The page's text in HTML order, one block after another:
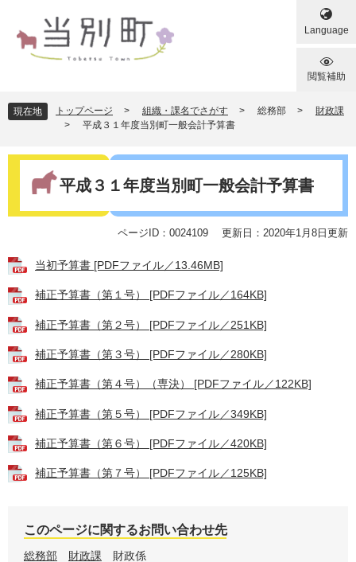
でば
本
Language
閲覧補助
現在地 トップページ > 組織・課名でさがす > 総務部 >
財政課
>
平成３１年度当別町一般会計予算書
平成３１年度当別町一般会計予算書
ページID：0024109 更新日：2020年1月8日更新
当初予算書 [PDFファイル／13.46MB]
補正予算書（第１号） [PDFファイル／164KB]
補正予算書（第２号） [PDFファイル／251KB]
補正予算書（第３号） [PDFファイル／280KB]
補正予算書（第４号）（専決） [PDFファイル／122KB]
補正予算書（第５号） [PDFファイル／349KB]
補正予算書（第６号） [PDFファイル／420KB]
補正予算書（第７号） [PDFファイル／125KB]
このページに関するお問い合わせ先
総務部 財政課
財政係